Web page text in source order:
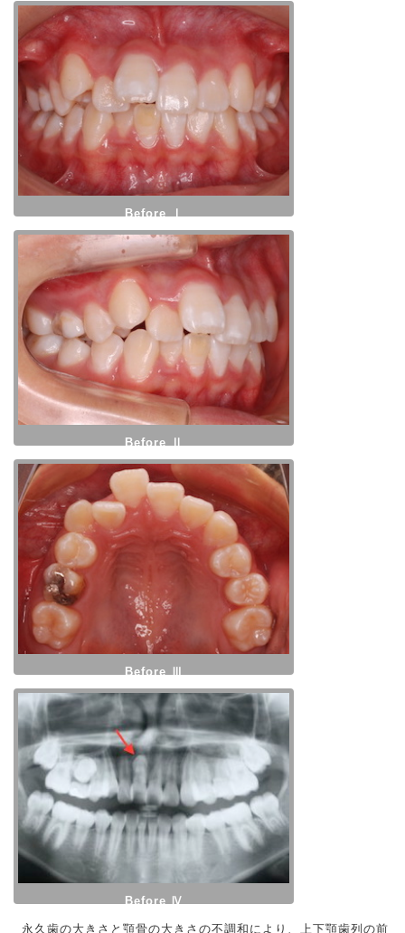
Before Ⅰ
Before Ⅱ
Before Ⅲ
Before Ⅳ
永久歯の大きさと顎骨の大きさの不調和により、上下顎歯列の前